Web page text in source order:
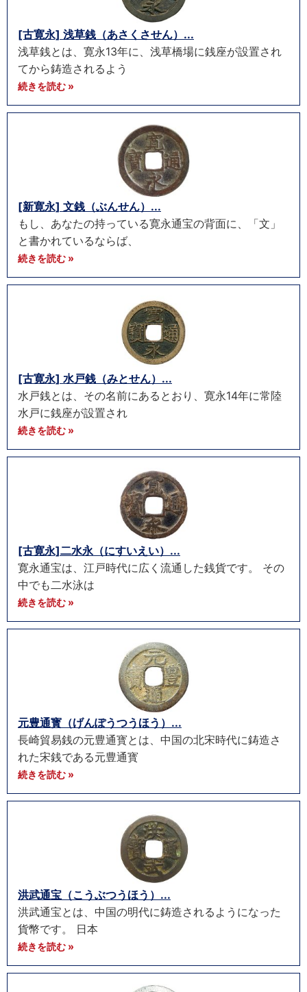
[古寛永] 浅草銭（あさくさせん）...
浅草銭とは、寛永13年に、浅草橋場に銭座が設置され
てから鋳造されるよう
続きを読む »
[新寛永] 文銭（ぶんせん）...
もし、あなたの持っている寛永通宝の背面に、「文」
と書かれているならば、
続きを読む »
[古寛永] 水戸銭（みとせん）...
水戸銭とは、その名前にあるとおり、寛永14年に常陸
水戸に銭座が設置され
続きを読む »
[古寛永]二水永（にすいえい）...
寛永通宝は、江戸時代に広く流通した銭貨です。 その
中でも二水泳は
続きを読む »
元豊通寳（げんぽうつうほう）...
長崎貿易銭の元豊通寳とは、中国の北宋時代に鋳造さ
れた宋銭である元豊通寳
続きを読む »
洪武通宝（こうぶつうほう）...
洪武通宝とは、中国の明代に鋳造されるようになった
貨幣です。 日本
続きを読む »